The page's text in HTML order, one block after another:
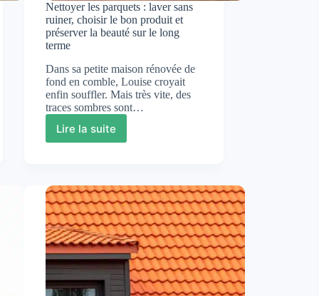
Nettoyer les parquets : laver sans
ruiner, choisir le bon produit et
préserver la beauté sur le long
terme
Dans sa petite maison rénovée de
fond en comble, Louise croyait
enfin souffler. Mais très vite, des
traces sombres sont…
Lire la suite
Nettoyer
laver
sans
ruiner,
choisir
le
bon
produit
et